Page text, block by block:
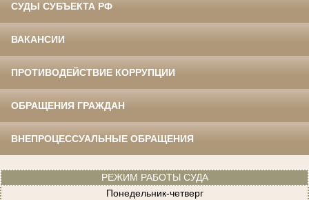
СУДЫ СУБЪЕКТА РФ
ВАКАНСИИ
ПРОТИВОДЕЙСТВИЕ КОРРУПЦИИ
ОБРАЩЕНИЯ ГРАЖДАН
ВНЕПРОЦЕССУАЛЬНЫЕ ОБРАЩЕНИЯ
РЕЖИМ РАБОТЫ СУДА
Понедельник-четверг